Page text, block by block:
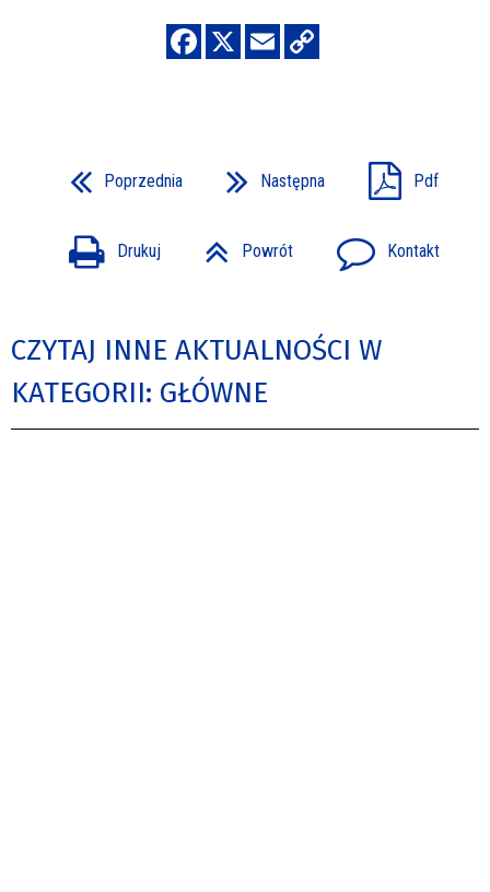
Poprzednia Następna Pdf
Drukuj Powrót Kontakt
CZYTAJ INNE AKTUALNOŚCI W
KATEGORII: GŁÓWNE